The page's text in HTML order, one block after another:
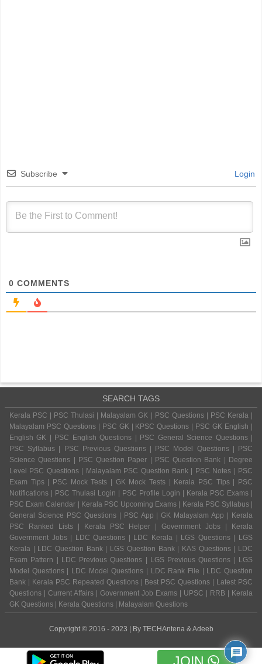
Subscribe Login
0 COMMENTS
SEARCH TAGS
Kerala PSC | PSC Thulasi | Malayalam GK | PSC Questions | PSC Kerala |
Malayalam PSC Questions | PSC GK | KPSC Questions | PSC GK English |
English GK | PSC English Questions | PSC General Science Questions |
PSC Syllabus | PSC Previous Questions | PSC Model Questions | PSC
Science Questions | PSC Question Paper | PSC Question Bank | Degree
Level PSC Questions | Malayalam PSC Question Bank | PSC Notes | PSC
Exam Tips | PSC Mock Tests | GK Mock Tests | Kerala PSC Tips | PSC
Notifications | PSC Thulasi Login | PSC Profile Login | Kerala PSC Exams |
PSC Exam Calendar | Kerala PSC Upcoming Exams | Kerala PSC Syllabus |
General Science PSC Questions | PSC App | GK Malayalam App | Kerala
PSC Ranked Lists | Kerala PSC Helper | Government Jobs | Kerala
Government Jobs | LDC Questions | LDC Kerala | LGS Questions | LGS
Kerala | LDC Question Bank | LGS Question Bank | KAS Questions | LDC
Exam Pattern | LDC Previous Questions | LGS Previous Questions | LGS
Model Questions | LDC Model Questions | LDC Rank File | LDC Question
Bank | Kerala PSC Repeated Questions | Best PSC Questions | Latest PSC
Questions | Current Affairs | Government Job Exams | UPSC | RRB | Kerala
GK Questions | Kerala Questions | Malayalam Questions
Copyright © 2016 - 2023 | By TECHAntena & Adeeb